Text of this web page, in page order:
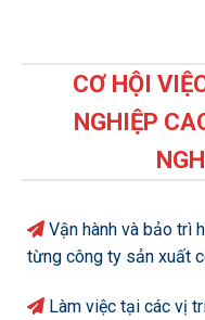
CƠ HỘI
NGHIỆP
Vận hành và bảo trì
từng công ty sản xuất
Làm việc tại các vị